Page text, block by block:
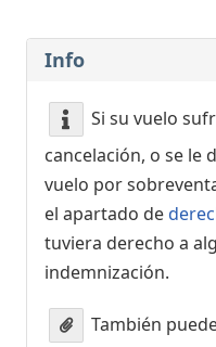
Info
Si su vuelo
cancelación, o se le
vuelo por
el apartado de
tuviera derecho a
indemnización.
También